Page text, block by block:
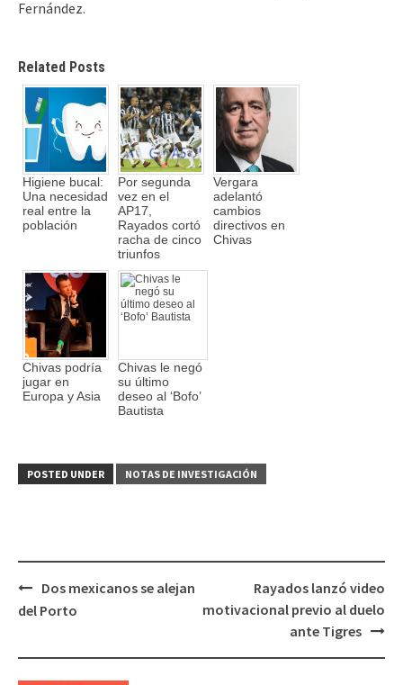
Fernández.
Related Posts
Higiene bucal:
Una necesidad
real entre la
población
Por segunda
vez en el
AP17,
Rayados cortó
racha de cinco
triunfos
Vergara
adelantó
cambios
directivos en
Chivas
Chivas podría
jugar en
Europa y Asia
Chivas le negó
su último
deseo al ‘Bofo’
Bautista
POSTED UNDER NOTAS DE INVESTIGACIÓN
Post
Dos mexicanos se alejan
del Porto
Rayados lanzó video
motivacional previo al duelo
ante Tigres